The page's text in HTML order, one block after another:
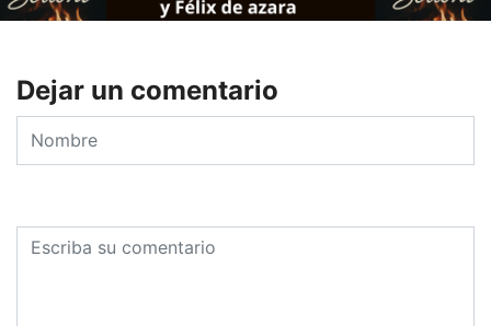
Dejar un comentario